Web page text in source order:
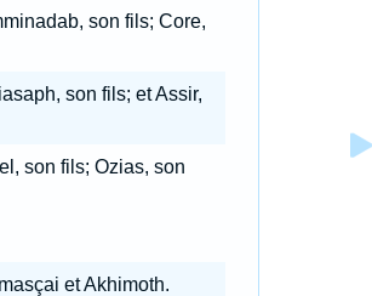
son fils; Core,
son fils; et Assir,
son fils; Ozias, son
et Akhimoth.